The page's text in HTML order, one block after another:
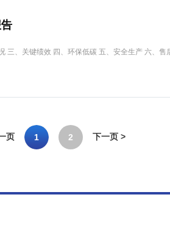
、关键绩效 四、环保低碳 五、安全生产 六、售
页 1 2 下一页 >